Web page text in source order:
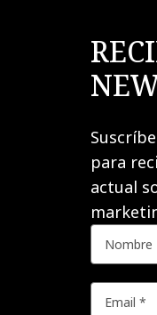
para
actual